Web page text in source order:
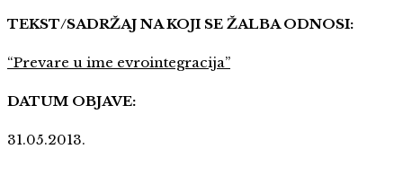
TEKST/SADRŽAJ NA KOJI SE ŽALBA ODNOSI:
“Prevare u ime evrointegracija”
DATUM OBJAVE:
31.05.2013.